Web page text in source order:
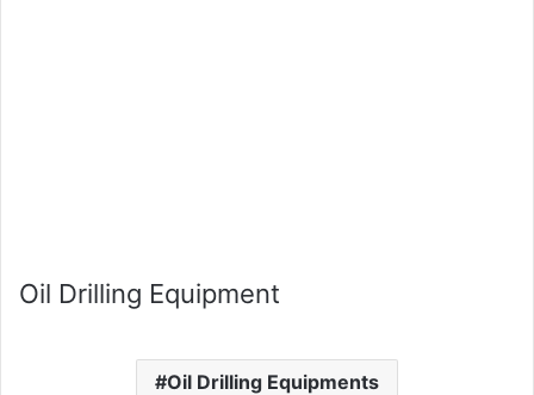
Oil Drilling Equipment
Oil Drilling Equipments